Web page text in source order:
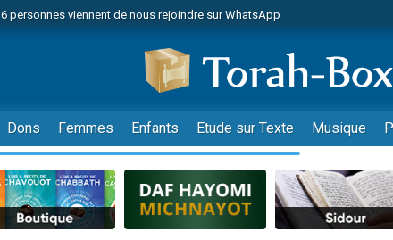
6 personnes viennent de nous rejoindre sur WhatsApp
2 personnes viennent de faire un don pour 1 Journée de Vacances Pour
17 personnes viennent de demander une bénédiction
4 personnes viennent de nous rejoindre sur WhatsApp
Il reste 49 places pour étudier en groupe sur Zoom
23 personnes viennent de faire un don pour Diane, 80 ans, dans un
Eva vient de donner son Maasser
4 personnes viennent de nous rejoindre sur WhatsApp
Dons Femmes Enfants Etude sur Texte Musique